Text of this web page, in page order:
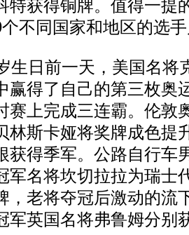
特获得铜牌。值得一提
不同国家和地区的选
日前一天，美国名将
赢得了自己的第三枚奥
赛上完成三连霸。伦敦
林斯卡娅将奖牌成色提
获得季军。公路自行车
军名将坎切拉拉为瑞士
，老将夺冠后激动的流
军英国名将弗鲁姆分别